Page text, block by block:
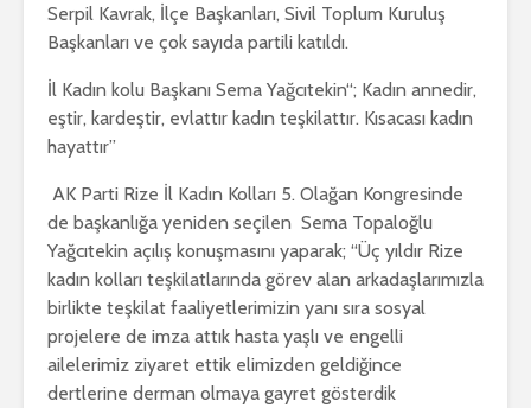
Serpil Kavrak, İlçe Başkanları, Sivil Toplum Kuruluş
Başkanları ve çok sayıda partili katıldı.
İl Kadın kolu Başkanı Sema Yağcıtekin“; Kadın annedir,
eştir, kardeştir, evlattır kadın teşkilattır. Kısacası kadın
hayattır”
AK Parti Rize İl Kadın Kolları 5. Olağan Kongresinde
de başkanlığa yeniden seçilen Sema Topaloğlu
Yağcıtekin açılış konuşmasını yaparak; “Üç yıldır Rize
kadın kolları teşkilatlarında görev alan arkadaşlarımızla
birlikte teşkilat faaliyetlerimizin yanı sıra sosyal
projelere de imza attık hasta yaşlı ve engelli
ailelerimiz ziyaret ettik elimizden geldiğince
dertlerine derman olmaya gayret gösterdik